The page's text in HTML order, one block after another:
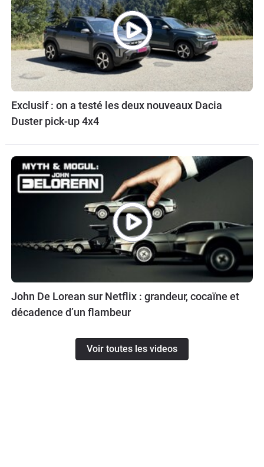
Exclusif : on a testé les deux nouveaux Dacia
Duster pick-up 4x4
John De Lorean sur Netflix : grandeur, cocaïne et
décadence d’un flambeur
Voir toutes les videos